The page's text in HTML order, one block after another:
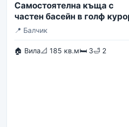
Самостоятелна къща с
частен басейн в голф
Блексирама
📍 Балчик
🏠 Вила📐 185 кв.м🛏 3🛁 2